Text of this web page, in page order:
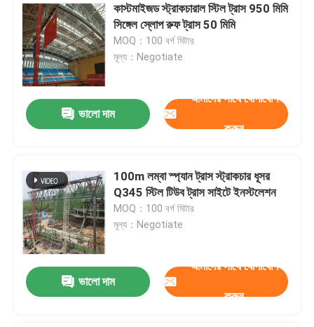
কাস্টমাইজড স্ট্রাকচারাল স্টিল ট্রাস 950 মিমি
সিঙ্গেল স্লোপ রুফ ট্রাস 50 মিমি
MOQ：100 বর্গ মিটার
মূল্য：Negotiate
ভালো দাম
আমাদের সাথে যোগাযোগ
করুন
100m লম্বা স্প্যান ট্রাস স্ট্রাকচার ধূসর
Q345 স্টিল টিউব ট্রাস সাইটে ইনস্টলেশন
MOQ：100 বর্গ মিটার
মূল্য：Negotiate
ভালো দাম
আমাদের সাথে যোগাযোগ
করুন